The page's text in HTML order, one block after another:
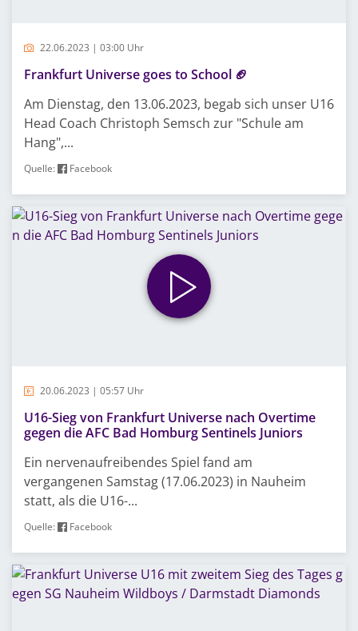
22.06.2023 | 03:00 Uhr
Frankfurt Universe goes to School 🏈
Am Dienstag, den 13.06.2023, begab sich unser U16
Head Coach Christoph Semsch zur "Schule am
Hang",...
Quelle: Facebook
20.06.2023 | 05:57 Uhr
U16-Sieg von Frankfurt Universe nach Overtime
gegen die AFC Bad Homburg Sentinels Juniors
Ein nervenaufreibendes Spiel fand am
vergangenen Samstag (17.06.2023) in Nauheim
statt, als die U16-...
Quelle: Facebook